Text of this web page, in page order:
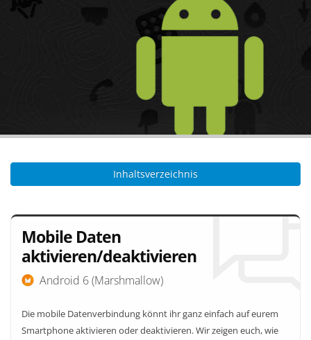
Inhaltsverzeichnis
Mobile Daten
aktivieren/deaktivieren
Android 6 (Marshmallow)
Die mobile Datenverbindung könnt ihr ganz einfach auf eurem
Smartphone aktivieren oder deaktivieren. Wir zeigen euch, wie